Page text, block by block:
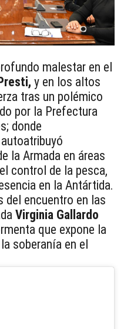
malestar en el
y en los altos
tras un polémico
por la Prefectura
donde
la Armada en áreas
control de la pesca,
en la Antártida.
del encuentro en las
Virginia Gallardo
que expone la
soberanía en el